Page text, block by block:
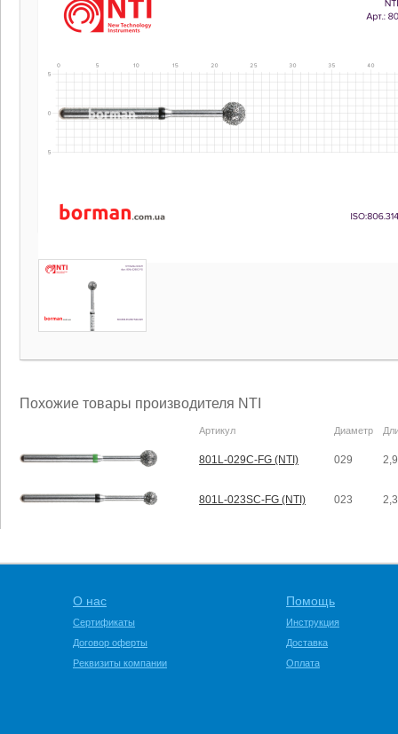
Похожие товары производителя NTI
Артикул Диаметр
801L-029C-FG (NTI) 029
801L-023SC-FG (NTI) 023
О нас
Сертификаты
Договор оферты
Реквизиты компании
Помощь
Инструкция
Доставка
Оплата